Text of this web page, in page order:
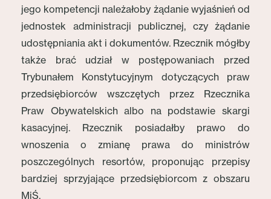
jego kompetencji należałoby żądanie wyjaśnień od
jednostek administracji publicznej, czy żądanie
udostępniania akt i dokumentów. Rzecznik mógłby
także brać udział w postępowaniach przed
Trybunałem Konstytucyjnym dotyczących praw
przedsiębiorców wszczętych przez Rzecznika
Praw Obywatelskich albo na podstawie skargi
kasacyjnej. Rzecznik posiadałby prawo do
wnoszenia o zmianę prawa do ministrów
poszczególnych resortów, proponując przepisy
bardziej sprzyjające przedsiębiorcom z obszaru
MiŚ.